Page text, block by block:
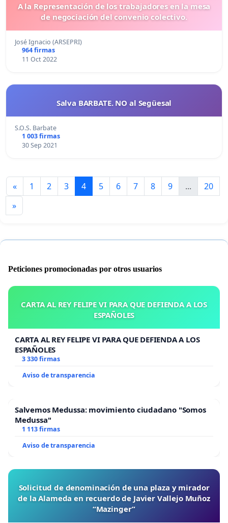
A la Representación de los trabajadores en la mesa
de negociación del convenio colectivo.
José Ignacio (ARSEPRI)
964 firmas
11 Oct 2022
Salva BARBATE. NO al Següesal
S.O.S. Barbate
1 003 firmas
30 Sep 2021
« 1 2 3 4 5 6 7 8 9 ...
20
»
Peticiones promocionadas por otros usuarios
CARTA AL REY FELIPE VI PARA QUE DEFIENDA A LOS
ESPAÑOLES
CARTA AL REY FELIPE VI PARA QUE DEFIENDA A LOS
ESPAÑOLES
3 330 firmas
Aviso de transparencia
Salvemos Medussa: movimiento ciudadano "Somos
Medussa"
1 113 firmas
Aviso de transparencia
Solicitud de denominación de una plaza y mirador
de la Alameda en recuerdo de Javier Vallejo Muñoz
“Mazinger”